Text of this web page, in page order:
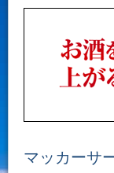
マッカーサ